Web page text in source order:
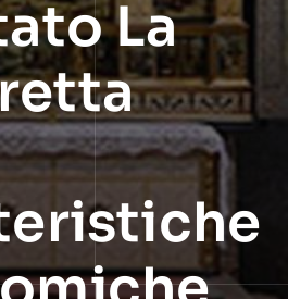
La